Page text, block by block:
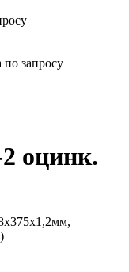
по запросу
оцинк.